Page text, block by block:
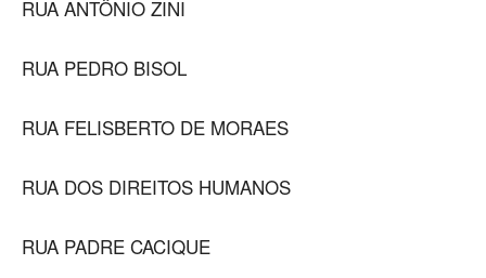
RUA ANTÔNIO ZINI
RUA PEDRO BISOL
RUA FELISBERTO DE MORAES
RUA DOS DIREITOS HUMANOS
RUA PADRE CACIQUE